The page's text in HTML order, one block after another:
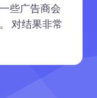
些广告商会
对结果非常